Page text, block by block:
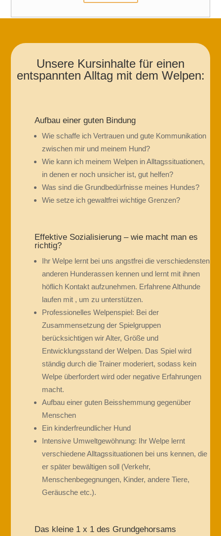
Unsere Kursinhalte für einen
entspannten Alltag mit dem Welpen:
Aufbau einer guten Bindung
Wie schaffe ich Vertrauen und gute Kommunikation
zwischen mir und meinem Hund?
Wie kann ich meinem Welpen in Alltagssituationen,
in denen er noch unsicher ist, gut helfen?
Was sind die Grundbedürfnisse meines Hundes?
Wie setze ich gewaltfrei wichtige Grenzen?
Effektive Sozialisierung – wie macht man es
richtig?
Ihr Welpe lernt bei uns angstfrei die verschiedensten
anderen Hunderassen kennen und lernt mit ihnen
höflich Kontakt aufzunehmen. Erfahrene Althunde
laufen mit , um zu unterstützen.
Professionelles Welpenspiel: Bei der
Zusammensetzung der Spielgruppen
berücksichtigen wir Alter, Größe und
Entwicklungsstand der Welpen. Das Spiel wird
ständig durch die Trainer moderiert, sodass kein
Welpe überfordert wird oder negative Erfahrungen
macht.
Aufbau einer guten Beisshemmung gegenüber
Menschen
Ein kinderfreundlicher Hund
Intensive Umweltgewöhnung: Ihr Welpe lernt
verschiedene Alltagssituationen bei uns kennen, die
er später bewältigen soll (Verkehr,
Menschenbegegnungen, Kinder, andere Tiere,
Geräusche etc.).
Das kleine 1 x 1 des Grundgehorsams